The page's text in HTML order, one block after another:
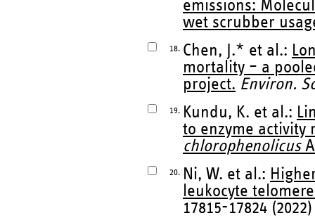
emissions:
wet scrubber
18. Chen, J.* et al.:
mortality – a
project. Environ.
19. Kundu, K. et al.:
to enzyme activity
chlorophenolicus
20. Ni, W. et al.:
leukocyte
17815-17824 (2022)